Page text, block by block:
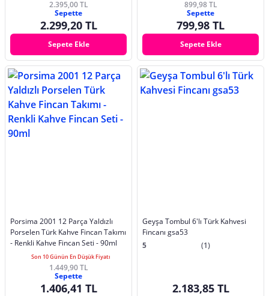
2.395,00 TL
Sepette
2.299,20 TL
Sepete Ekle
899,98 TL
Sepette
799,98 TL
Sepete Ekle
Porsima 2001 12 Parça Yaldızlı
Porselen Türk Kahve Fincan Takımı
- Renkli Kahve Fincan Seti - 90ml
Son 10 Günün En Düşük Fiyatı
1.449,90 TL
Sepette
1.406,41 TL
Geyşa Tombul 6'lı Türk Kahvesi
Fincanı gsa53
5
(1)
2.183,85 TL